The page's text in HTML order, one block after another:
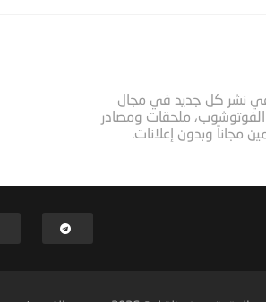
نشر كل جديد في مجال
ملحقات ومصادر
مجاناً وبدون إعلانات.